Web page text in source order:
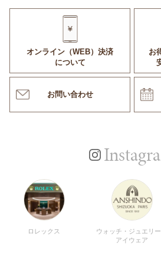
オンライン（WEB）決済
について
お
お問い合わせ
ロレックス
ウォッチ・ジュエリー
アイウェア